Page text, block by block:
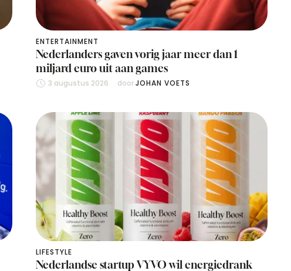
ENTERTAINMENT
Nederlanders gaven vorig jaar meer dan 1
miljard euro uit aan games
3 augustus 2026 door JOHAN VOETS
LIFESTYLE
Nederlandse startup VYVO wil energiedrank